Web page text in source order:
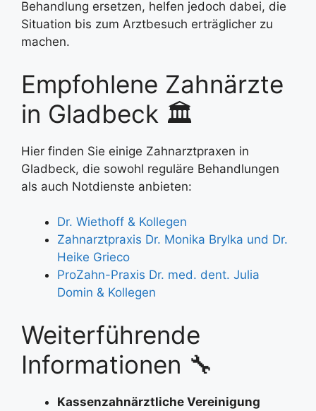
Behandlung ersetzen, helfen jedoch dabei, die
Situation bis zum Arztbesuch erträglicher zu
machen.
Empfohlene Zahnärzte
in Gladbeck 🏛
Hier finden Sie einige Zahnarztpraxen in
Gladbeck, die sowohl reguläre Behandlungen
als auch Notdienste anbieten:
Dr. Wiethoff & Kollegen
Zahnarztpraxis Dr. Monika Brylka und Dr.
Heike Grieco
ProZahn-Praxis Dr. med. dent. Julia
Domin & Kollegen
Weiterführende
Informationen 🔧
Kassenzahnärztliche Vereinigung